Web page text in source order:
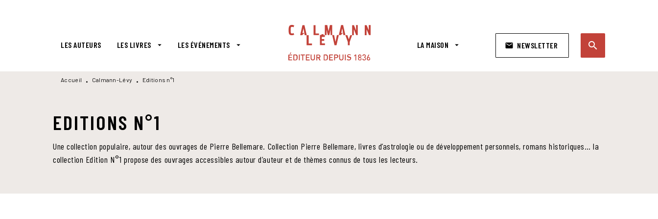
email NEWSLETTER search
LES AUTEURS LES LIVRES arrow_drop_down LES ÉVÉNEMENTS arrow_drop_down LA MAISON arrow_drop_down search
Accueil • Calmann-Lévy • Editions n°1
EDITIONS N°1
Une collection populaire, autour des ouvrages de Pierre Bellemare. Collection Pierre Bellemare, livres d’astrologie ou de développement personnels, romans historiques… la
collection Edition N°1 propose des ouvrages accessibles autour d’auteur et de thèmes connus de tous les lecteurs.